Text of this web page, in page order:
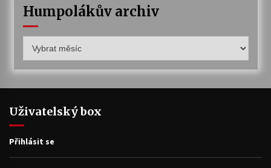
Humpolákův archiv
archiv
Uživatelský box
Přihlásit se